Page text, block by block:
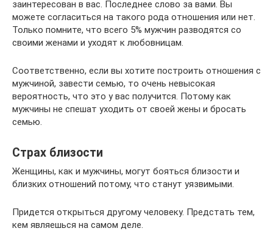
заинтересован в вас. Последнее слово за вами. Вы
можете согласиться на такого рода отношения или нет.
Только помните, что всего 5% мужчин разводятся со
своими женами и уходят к любовницам.
Соответственно, если вы хотите построить отношения с
мужчиной, завести семью, то очень невысокая
вероятность, что это у вас получится. Потому как
мужчины не спешат уходить от своей жены и бросать
семью.
Страх близости
Женщины, как и мужчины, могут бояться близости и
близких отношений потому, что станут уязвимыми.
Придется открыться другому человеку. Предстать тем,
кем являешься на самом деле.